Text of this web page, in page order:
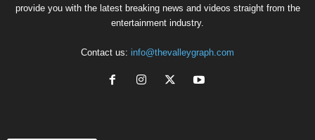
provide you with the latest breaking news and videos straight from the
entertainment industry.
Contact us: info@thevalleygraph.com